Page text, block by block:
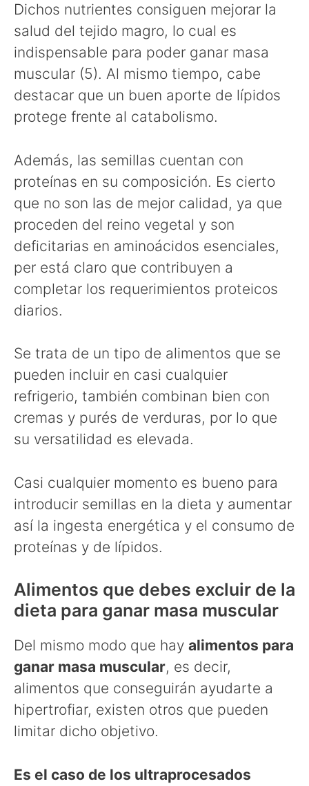
Dichos nutrientes consiguen mejorar la
salud del tejido magro, lo cual es
indispensable para poder ganar masa
muscular (5). Al mismo tiempo, cabe
destacar que un buen aporte de lípidos
protege frente al catabolismo.
Además, las semillas cuentan con
proteínas en su composición. Es cierto
que no son las de mejor calidad, ya que
proceden del reino vegetal y son
deficitarias en aminoácidos esenciales,
per está claro que contribuyen a
completar los requerimientos proteicos
diarios.
Se trata de un tipo de alimentos que se
pueden incluir en casi cualquier
refrigerio, también combinan bien con
cremas y purés de verduras, por lo que
su versatilidad es elevada.
Casi cualquier momento es bueno para
introducir semillas en la dieta y aumentar
así la ingesta energética y el consumo de
proteínas y de lípidos.
Alimentos que debes excluir de la
dieta para ganar masa muscular
Del mismo modo que hay alimentos para
ganar masa muscular, es decir,
alimentos que conseguirán ayudarte a
hipertrofiar, existen otros que pueden
limitar dicho objetivo.
Es el caso de los ultraprocesados